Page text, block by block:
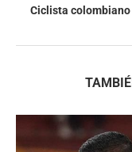
Ciclista colombiano